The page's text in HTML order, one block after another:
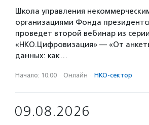
Школа управления
организациями Фонда
проведет второй вебинар из серии
«НКО.Цифровизация» — «От
данных: как…
Начало: 10:00 · Онлайн · НКО-сектор
09.08.2026